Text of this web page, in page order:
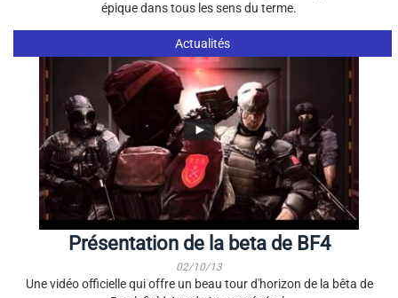
épique dans tous les sens du terme.
Actualités
Présentation de la beta de BF4
02/10/13
Une vidéo officielle qui offre un beau tour d'horizon de la bêta de